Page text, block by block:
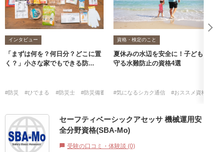
インタビュー
「まずは何を？何日分？どこに置
く？」小さな家でもできる防...
#防災 #ひでまる #防災士 #防災備蓄収納プランナー
資格・検定のこと
夏休みの水辺を安全に！子どもを
守る水難防止の資格4選
#気になるシカク通信 #おススメ資格・検
セーフティベーシックアセッサ 機械運用安
全分野資格(SBA-Mo)
chat_bubble 受験の口コミ・体験談 (0)